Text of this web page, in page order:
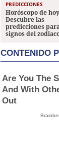
PREDICCIONES
Horóscopo de
Descubre las
predicciones
signos del
CONTENIDO
Are You The
And With
Out